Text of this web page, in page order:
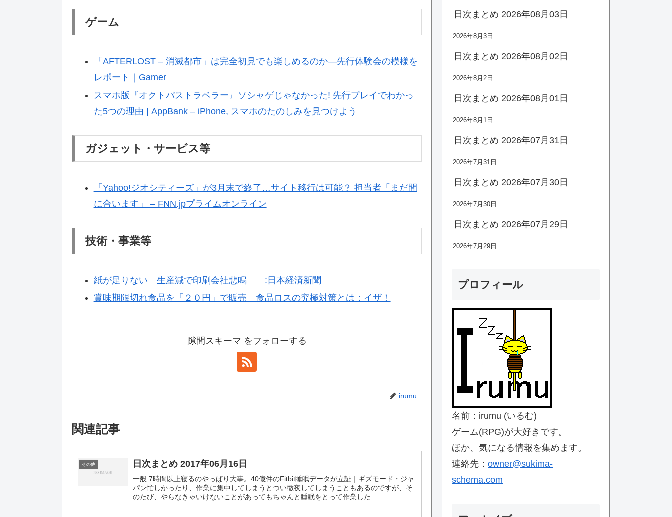
ゲーム
「AFTERLOST – 消滅都市」は完全初見でも楽しめるのか―先行体験会の模様を
レポート｜Gamer
スマホ版『オクトパストラベラー』ソシャゲじゃなかった! 先行プレイでわかっ
た5つの理由 | AppBank – iPhone, スマホのたのしみを見つけよう
ガジェット・サービス等
「Yahoo!ジオシティーズ」が3月末で終了…サイト移行は可能？ 担当者「まだ間
に合います」 – FNN.jpプライムオンライン
技術・事業等
紙が足りない 生産減で印刷会社悲鳴 :日本経済新聞
賞味期限切れ食品を「２０円」で販売 食品ロスの究極対策とは：イザ！
隙間スキーマ をフォローする
irumu
関連記事
その他 日次まとめ 2017年06月16日
一般 7時間以上寝るのやっぱり大事。40億件のFitbit睡眠データが立証｜ギズモード・ジャ
パン忙しかったり、作業に集中してしまうとつい徹夜してしまうこともあるのですが、そ
のたび、やらなきゃいけないことがあってもちゃんと睡眠をとって作業した...
日次まとめ 2026年08月03日
2026年8月3日
日次まとめ 2026年08月02日
2026年8月2日
日次まとめ 2026年08月01日
2026年8月1日
日次まとめ 2026年07月31日
2026年7月31日
日次まとめ 2026年07月30日
2026年7月30日
日次まとめ 2026年07月29日
2026年7月29日
プロフィール
名前：irumu (いるむ)
ゲーム(RPG)が大好きです。
ほか、気になる情報を集めます。
連絡先： owner@sukima-
schema.com